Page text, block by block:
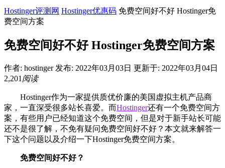
Hostinger评测网 Hostinger优惠码 免费空间好不好 Hostinger免
费空间方案
免费空间好不好 Hostinger免费空间方案
作者: hostinger 发布: 2022年03月03日 更新于: 2022年03月04日
2,201 阅读
Hostinger作为一家提供质优价廉的美国虚拟主机产品商
家，一直深受很多站长喜爱。而Hostinger还有一个免费空间方
案，有些用户已经知道这个免费空间，但是对于新手站长可能
还不是很了解，不免有疑问免费空间好不好？本文就来解答一
下这个问题以及介绍一下Hostinger免费空间方案。
免费空间好不好？